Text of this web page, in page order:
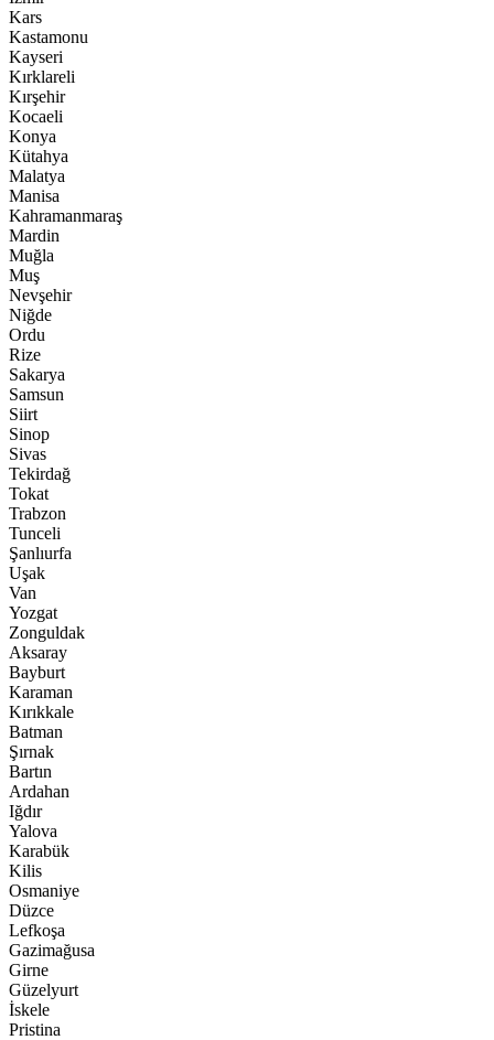
Kars
Kastamonu
Kayseri
Kırklareli
Kırşehir
Kocaeli
Konya
Kütahya
Malatya
Manisa
Kahramanmaraş
Mardin
Muğla
Muş
Nevşehir
Niğde
Ordu
Rize
Sakarya
Samsun
Siirt
Sinop
Sivas
Tekirdağ
Tokat
Trabzon
Tunceli
Şanlıurfa
Uşak
Van
Yozgat
Zonguldak
Aksaray
Bayburt
Karaman
Kırıkkale
Batman
Şırnak
Bartın
Ardahan
Iğdır
Yalova
Karabük
Kilis
Osmaniye
Düzce
Lefkoşa
Gazimağusa
Girne
Güzelyurt
İskele
Pristina